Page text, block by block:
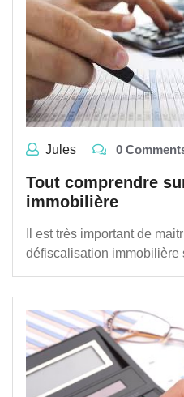
Jules 0
Tout comprendre
immobilière
Il est très important de
défiscalisation